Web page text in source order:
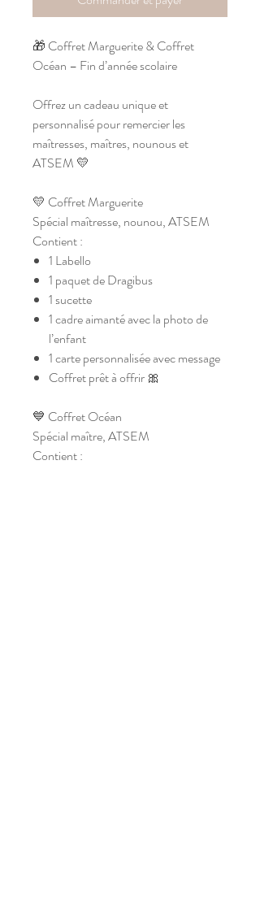
🎁 Coffret Marguerite & Coffret
Océan – Fin d’année scolaire
Offrez un cadeau unique et
personnalisé pour remercier les
maîtresses, maîtres, nounous et
ATSEM 💛
💛 Coffret Marguerite
Spécial maîtresse, nounou, ATSEM
Contient :
1 Labello
1 paquet de Dragibus
1 sucette
1 cadre aimanté avec la photo de
l’enfant
1 carte personnalisée avec message
Coffret prêt à offrir 🎀
💙 Coffret Océan
Spécial maître, ATSEM
Contient :